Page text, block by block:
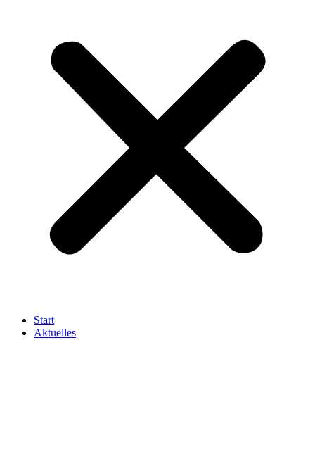
Start
Aktuelles